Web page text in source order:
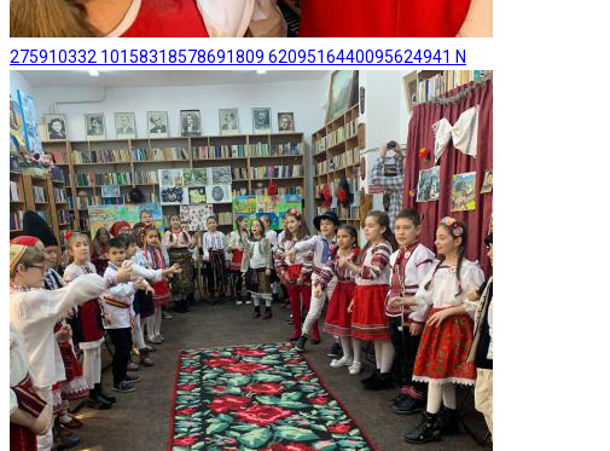
275910332 10158318578691809 6209516440095624941 N